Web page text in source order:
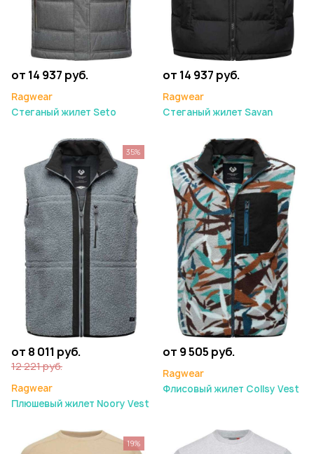
от 14 937 руб.
Ragwear
Стеганый жилет Seto
от 14 937 руб.
Ragwear
Стеганый жилет Savan
от 8 011 руб.
12 221 руб.
Ragwear
Плюшевый жилет Noory Vest
35%
от 9 505 руб.
Ragwear
Флисовый жилет Collsy Vest
19%